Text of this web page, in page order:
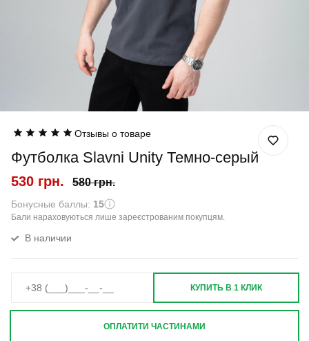
Отзывы о товаре
Футболка Slavni Unity Темно-серый
530 грн. 580 грн.
Бонусные баллы: 15
Бали нараховуються лише зареєстрованим покупцям.
В наличии
КУПИТЬ В 1 КЛИК
ОПЛАТИТИ ЧАСТИНАМИ